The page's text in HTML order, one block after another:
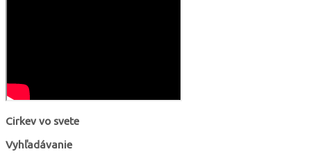
Cirkev vo svete
Vyhľadávanie